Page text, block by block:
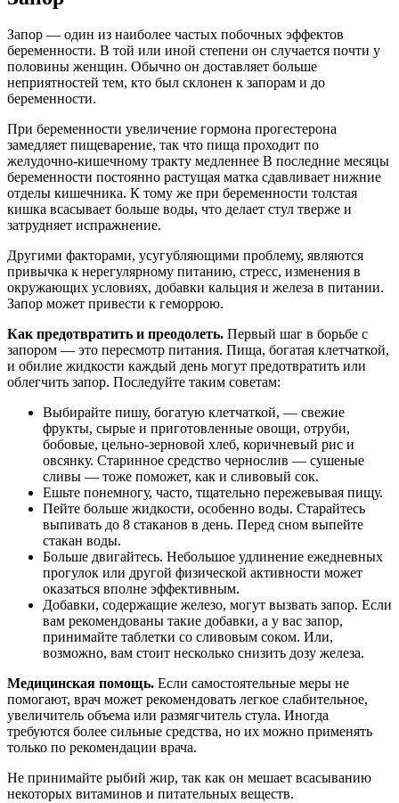
Запор — один из наиболее частых побочных эффектов
беременности. В той или иной степени он случается почти у
половины женщин. Обычно он доставляет больше
неприятностей тем, кто был склонен к запорам и до
беременности.
При беременности увеличение гормона прогестерона
замедляет пищеварение, так что пища проходит по
желудочно-кишечному тракту медленнее В последние месяцы
беременности постоянно растущая матка сдавливает нижние
отделы кишечника. К тому же при беременности толстая
кишка всасывает больше воды, что делает стул тверже и
затрудняет испражнение.
Другими факторами, усугубляющими проблему, являются
привычка к нерегулярному питанию, стресс, изменения в
окружающих условиях, добавки кальция и железа в питании.
Запор может привести к геморрою.
Как предотвратить и преодолеть. Первый шаг в борьбе с
запором — это пересмотр питания. Пища, богатая клетчаткой,
и обилие жидкости каждый день могут предотвратить или
облегчить запор. Последуйте таким советам:
Выбирайте пишу, богатую клетчаткой, — свежие
фрукты, сырые и приготовленные овощи, отруби,
бобовые, цельно-зерновой хлеб, коричневый рис и
овсянку. Старинное средство чернослив — сушеные
сливы — тоже поможет, как и сливовый сок.
Ешьте понемногу, часто, тщательно пережевывая пищу.
Пейте больше жидкости, особенно воды. Старайтесь
выпивать до 8 стаканов в день. Перед сном выпейте
стакан воды.
Больше двигайтесь. Небольшое удлинение ежедневных
прогулок или другой физической активности может
оказаться вполне эффективным.
Добавки, содержащие железо, могут вызвать запор. Если
вам рекомендованы такие добавки, а у вас запор,
принимайте таблетки со сливовым соком. Или,
возможно, вам стоит несколько снизить дозу железа.
Медицинская помощь. Если самостоятельные меры не
помогают, врач может рекомендовать легкое слабительное,
увеличитель объема или размягчитель стула. Иногда
требуются более сильные средства, но их можно применять
только по рекомендации врача.
Не принимайте рыбий жир, так как он мешает всасыванию
некоторых витаминов и питательных веществ.